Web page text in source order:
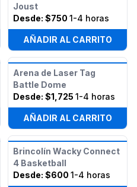
Joust
Desde: $750 1-4 horas
AÑADIR AL CARRITO
Arena de Laser Tag
Battle Dome
Desde: $1,725 1-4 horas
AÑADIR AL CARRITO
Brincolín Wacky Connect
4 Basketball
Desde: $600 1-4 horas